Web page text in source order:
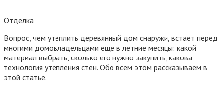
вариантом, потому что:
Температура по всей толщине стены даже в сильные
морозы остается плюсовой. Точка росы перемещается
наружу, так что конденсат внутри стены и на
внутренней ее стороне не образуется. Отсутствие
конденсата и сырости предотвращает образование